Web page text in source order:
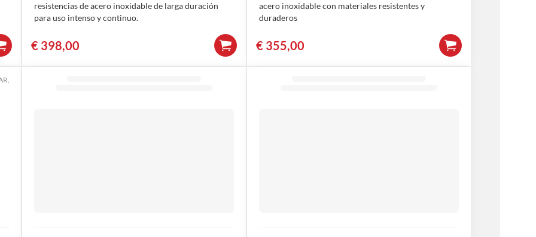
resistencias de acero inoxidable de larga duración
para uso intenso y continuo.
€398,00
acero inoxidable con materiales resistentes y
duraderos
€355,00